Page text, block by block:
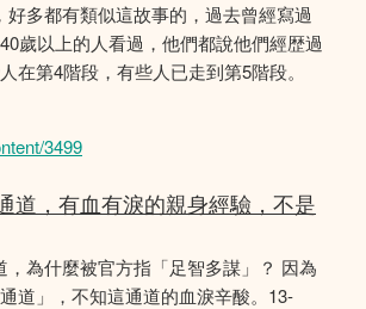
好多都有類似這故事的，過去曾經寫過
歲以上的人看過，他們都說他們經歴過
在第4階段，有些人已走到第5階段。
3499
道，有血有淚的親身經驗，不是
，為什麼被官方指「足智多謀」？ 因為
道」，不知這通道的血淚辛酸。13-